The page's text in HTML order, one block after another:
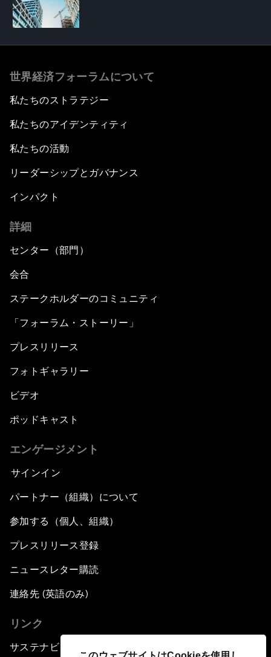
世界経済フォーラムについて
私たちのストラテジー
私たちのアイデンティティ
私たちの活動
リーダーシップとガバナンス
インパクト
詳細
センター（部門）
会合
ステークホルダーのコミュニティ
「フォーラム・ストーリー」
プレスリリース
フォトギャラリー
ビデオ
ポッドキャスト
エンゲージメント
サインイン
パートナー（組織）について
参加する（個人、組織）
プレスリリース登録
ニュースレター購読
連絡先 (英語のみ)
リンク
サステナビリティへの取り組み